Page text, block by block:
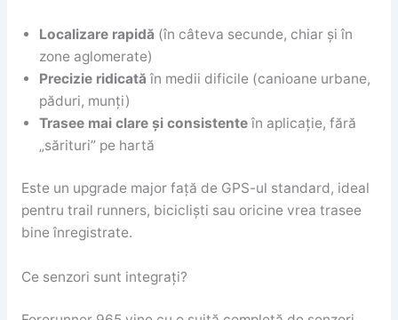
Localizare rapidă (în câteva secunde, chiar și în
zone aglomerate)
Precizie ridicată în medii dificile (canioane urbane,
păduri, munți)
Trasee mai clare și consistenteîn aplicație, fără
„sărituri” pe hartă
Este un upgrade major față de GPS-ul standard, ideal
pentru trail runners, bicicliști sau oricine vrea trasee
bine înregistrate.
Ce senzori sunt integrați?